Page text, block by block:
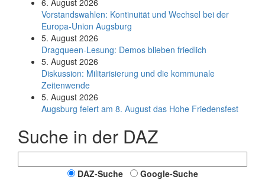
6. August 2026
Vorstandswahlen: Kontinuität und Wechsel bei der
Europa-Union Augsburg
5. August 2026
Dragqueen-Lesung: Demos blieben friedlich
5. August 2026
Diskussion: Mi­li­ta­ri­sie­rung und die kommunale
Zeitenwende
5. August 2026
Augsburg feiert am 8. August das Hohe Friedensfest
Suche in der DAZ
DAZ-Suche
Google-Suche